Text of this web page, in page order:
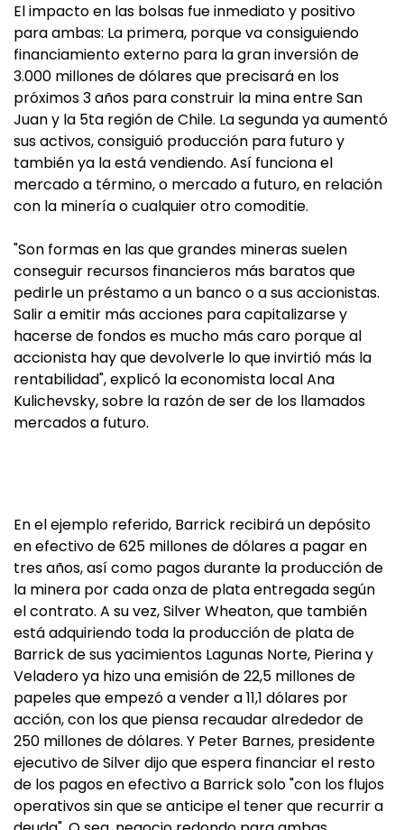
El impacto en las bolsas fue inmediato y positivo
para ambas: La primera, porque va consiguiendo
financiamiento externo para la gran inversión de
3.000 millones de dólares que precisará en los
próximos 3 años para construir la mina entre San
Juan y la 5ta región de Chile. La segunda ya aumentó
sus activos, consiguió producción para futuro y
también ya la está vendiendo. Así funciona el
mercado a término, o mercado a futuro, en relación
con la minería o cualquier otro comoditie.
"Son formas en las que grandes mineras suelen
conseguir recursos financieros más baratos que
pedirle un préstamo a un banco o a sus accionistas.
Salir a emitir más acciones para capitalizarse y
hacerse de fondos es mucho más caro porque al
accionista hay que devolverle lo que invirtió más la
rentabilidad", explicó la economista local Ana
Kulichevsky, sobre la razón de ser de los llamados
mercados a futuro.
En el ejemplo referido, Barrick recibirá un depósito
en efectivo de 625 millones de dólares a pagar en
tres años, así como pagos durante la producción de
la minera por cada onza de plata entregada según
el contrato. A su vez, Silver Wheaton, que también
está adquiriendo toda la producción de plata de
Barrick de sus yacimientos Lagunas Norte, Pierina y
Veladero ya hizo una emisión de 22,5 millones de
papeles que empezó a vender a 11,1 dólares por
acción, con los que piensa recaudar alrededor de
250 millones de dólares. Y Peter Barnes, presidente
ejecutivo de Silver dijo que espera financiar el resto
de los pagos en efectivo a Barrick solo "con los flujos
operativos sin que se anticipe el tener que recurrir a